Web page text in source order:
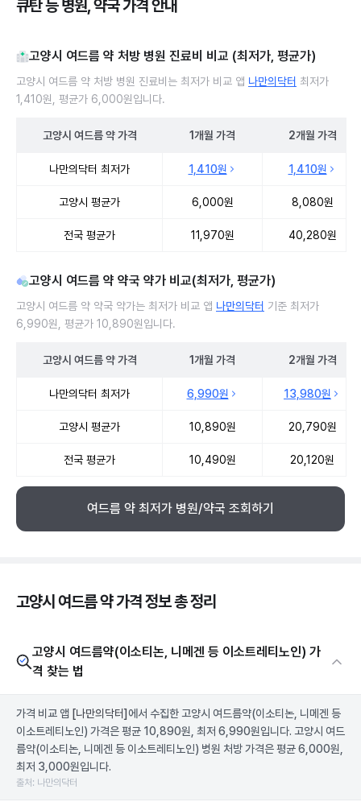
큐탄 등 병원, 약국 가격 안내
고양시 여드름 약 처방 병원 진료비 비교 (최저가, 평균가)
고양시 여드름 약 처방 병원 진료비는 최저가 비교 앱 나만의닥터 최저가
1,410원, 평균가 6,000원입니다.
고양시 여드름 약가격 1개월 가격 2개월 가격
나만의닥터 최저가 1,410원 1,410원
고양시 평균가 6,000원 8,080원
전국 평균가 11,970원 40,280원
고양시 여드름 약 약국 약가 비교(최저가, 평균가)
고양시 여드름 약 약국 약가는 최저가 비교 앱 나만의닥터 기준 최저가
6,990원, 평균가 10,890원입니다.
고양시 여드름 약가격 1개월 가격 2개월 가격
나만의닥터 최저가 6,990원 13,980원
고양시 평균가 10,890원 20,790원
전국 평균가 10,490원 20,120원
여드름 약 최저가 병원/약국 조회하기
고양시 여드름 약 가격 정보 총 정리
고양시 여드름약(이소티논, 니메겐 등 이소트레티노인) 가
격 찾는 법
가격 비교 앱 [나만의닥터] 에서 수집한 고양시 여드름약(이소티논, 니메겐 등
이소트레티노인) 가격은 평균 10,890원, 최저 6,990원입니다. 고양시 여드
름약(이소티논, 니메겐 등 이소트레티노인) 병원 처방 가격은 평균 6,000원,
최저 3,000원입니다.
출처: 나만의닥터